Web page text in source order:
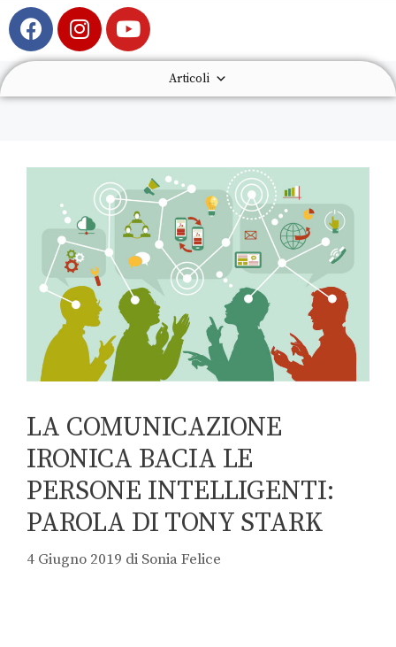
Articoli
LA COMUNICAZIONE
IRONICA BACIA LE
PERSONE INTELLIGENTI:
PAROLA DI TONY STARK
4 Giugno 2019 di Sonia Felice